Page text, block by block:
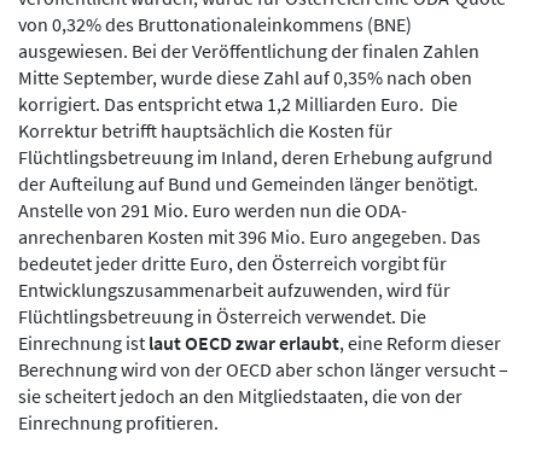
von 0,32% des Bruttonationaleinkommens (BNE)
ausgewiesen. Bei der Veröffentlichung der finalen Zahlen
Mitte September, wurde diese Zahl auf 0,35% nach oben
korrigiert. Das entspricht etwa 1,2 Milliarden Euro. Die
Korrektur betrifft hauptsächlich die Kosten für
Flüchtlingsbetreuung im Inland, deren Erhebung aufgrund
der Aufteilung auf Bund und Gemeinden länger benötigt.
Anstelle von 291 Mio. Euro werden nun die ODA-
anrechenbaren Kosten mit 396 Mio. Euro angegeben. Das
bedeutet jeder dritte Euro, den Österreich vorgibt für
Entwicklungszusammenarbeit aufzuwenden, wird für
Flüchtlingsbetreuung in Österreich verwendet. Die
Einrechnung ist laut OECD zwar erlaubt, eine Reform dieser
Berechnung wird von der OECD aber schon länger versucht –
sie scheitert jedoch an den Mitgliedstaaten, die von der
Einrechnung profitieren.